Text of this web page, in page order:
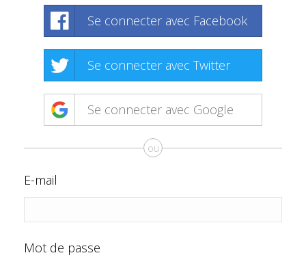
Se connecter avec Facebook
Se connecter avec Twitter
Se connecter avec Google
ou
E-mail
Mot de passe